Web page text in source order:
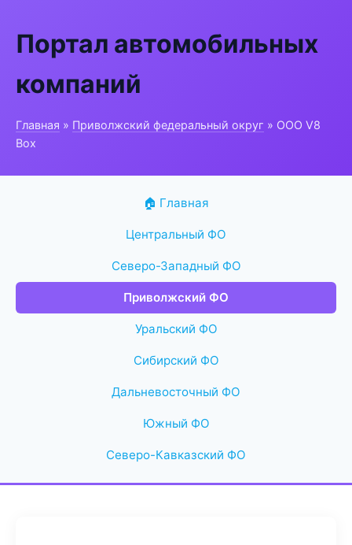
Портал автомобильных
компаний
Главная » Приволжский федеральный округ » ООО V8
Box
🏠 Главная
Центральный ФО
Северо-Западный ФО
Приволжский ФО
Уральский ФО
Сибирский ФО
Дальневосточный ФО
Южный ФО
Северо-Кавказский ФО